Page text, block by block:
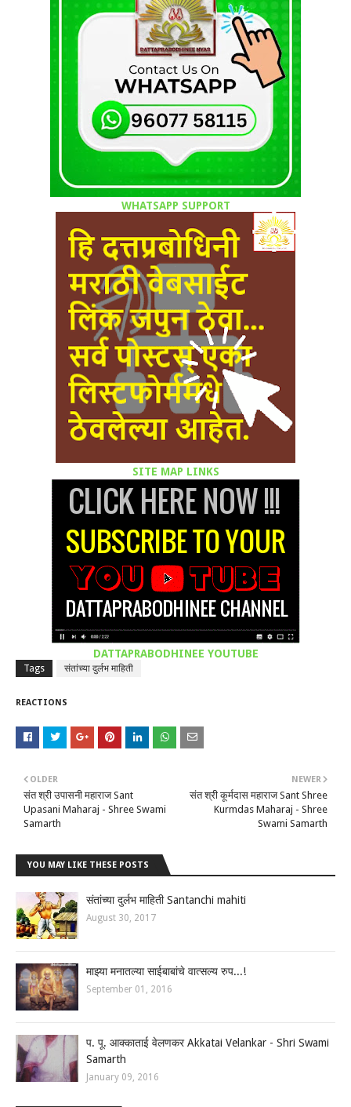
WHATSAPP SUPPORT
SITE MAP LINKS
DATTAPRABODHINEE YOUTUBE
Tags संतांच्या दुर्लभ माहिती
REACTIONS
NEWER
संत श्री कूर्मदास महाराज Sant Shree
Kurmdas Maharaj - Shree
Swami Samarth
OLDER
संत श्री उपासनी महाराज Sant
Upasani Maharaj - Shree Swami
Samarth
YOU MAY LIKE THESE POSTS
संतांच्या दुर्लभ माहिती Santanchi mahiti
August 30, 2017
माझ्या मनातल्या साईबाबांचे वात्सल्य रुप...!
September 01, 2016
प. पू. आक्काताई वेलणकर Akkatai Velankar - Shri Swami
Samarth
January 09, 2016